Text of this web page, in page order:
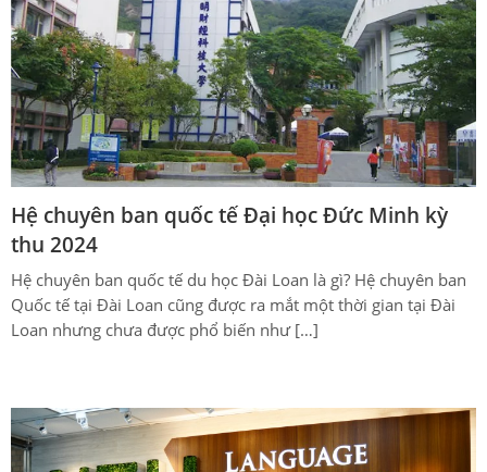
Hệ chuyên ban quốc tế Đại học Đức Minh kỳ
thu 2024
Hệ chuyên ban quốc tế du học Đài Loan là gì? Hệ chuyên ban
Quốc tế tại Đài Loan cũng được ra mắt một thời gian tại Đài
Loan nhưng chưa được phổ biến như […]